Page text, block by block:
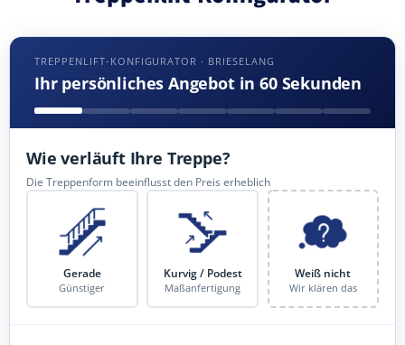
TREPPENLIFT-KONFIGURATOR · BRIESELANG
Ihr persönliches Angebot in 60 Sekunden
Wie verläuft Ihre Treppe?
Die Treppenform beeinflusst den Preis erheblich
Gerade
Günstiger
Kurvig / Podest
Maßanfertigung
Weiß nicht
Wir klären das